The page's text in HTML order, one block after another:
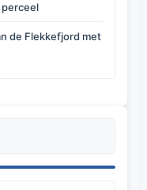
de Flekkefjord met